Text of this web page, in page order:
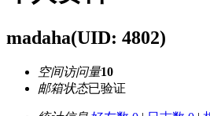
madaha(UID: 4802)
空间访问量10
邮箱状态已验证